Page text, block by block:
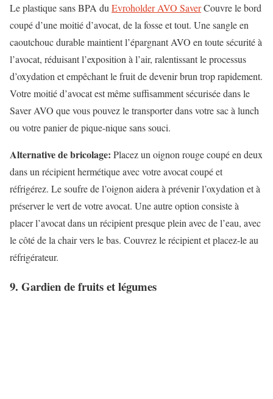
Le plastique sans BPA du Evroholder AVO SaverCouvre le bord
coupé d’une moitié d’avocat, de la fosse et tout. Une sangle en
caoutchouc durable maintient l’épargnant AVO en toute sécurité à
l’avocat, réduisant l’exposition à l’air, ralentissant le processus
d’oxydation et empêchant le fruit de devenir brun trop rapidement.
Votre moitié d’avocat est même suffisamment sécurisée dans le
Saver AVO que vous pouvez le transporter dans votre sac à lunch
ou votre panier de pique-nique sans souci.
Alternative de bricolage: Placez un oignon rouge coupé en deux
dans un récipient hermétique avec votre avocat coupé et
réfrigérez. Le soufre de l’oignon aidera à prévenir l’oxydation et à
préserver le vert de votre avocat. Une autre option consiste à
placer l’avocat dans un récipient presque plein avec de l’eau, avec
le côté de la chair vers le bas. Couvrez le récipient et placez-le au
réfrigérateur.
9. Gardien de fruits et légumes